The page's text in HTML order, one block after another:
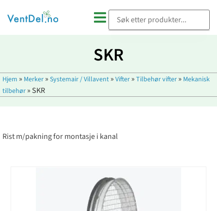
SKR
Hjem » Merker » Systemair / Villavent » Vifter » Tilbehør vifter » Mekanisk
tilbehør » SKR
Rist m/pakning for montasje i kanal